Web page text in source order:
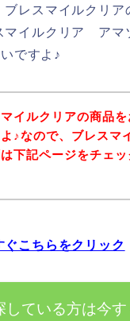
レスマイルクリア
マイルクリア アマ
ですよ♪
イルクリアの商品
♪なので、ブレスマ
下記ページをチェッ
こちらをクリック
ている方は今す